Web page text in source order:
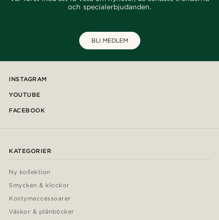
och specialerbjudanden.
BLI MEDLEM
INSTAGRAM
YOUTUBE
FACEBOOK
KATEGORIER
Ny kollektion
Smycken & klockor
Kostymaccessoarer
Väskor & plånböcker